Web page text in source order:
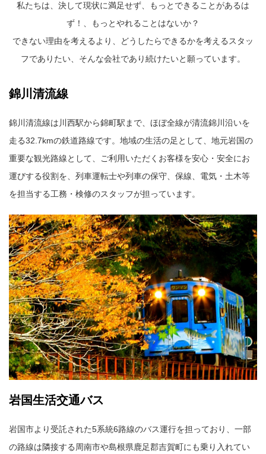
私たちは、決して現状に満足せず、もっとできることがあるは
ず！、もっとやれることはないか？
できない理由を考えるより、どうしたらできるかを考えるスタッ
フでありたい、そんな会社であり続けたいと願っています。
錦川清流線
錦川清流線は川西駅から錦町駅まで、ほぼ全線が清流錦川沿いを
走る32.7kmの鉄道路線です。地域の生活の足として、地元岩国の
重要な観光路線として、ご利用いただくお客様を安心・安全にお
運びする役割を、列車運転士や列車の保守、保線、電気・土木等
を担当する工務・検修のスタッフが担っています。
岩国生活交通バス
岩国市より受託された5系統6路線のバス運行を担っており、一部
の路線は隣接する周南市や島根県鹿足郡吉賀町にも乗り入れてい